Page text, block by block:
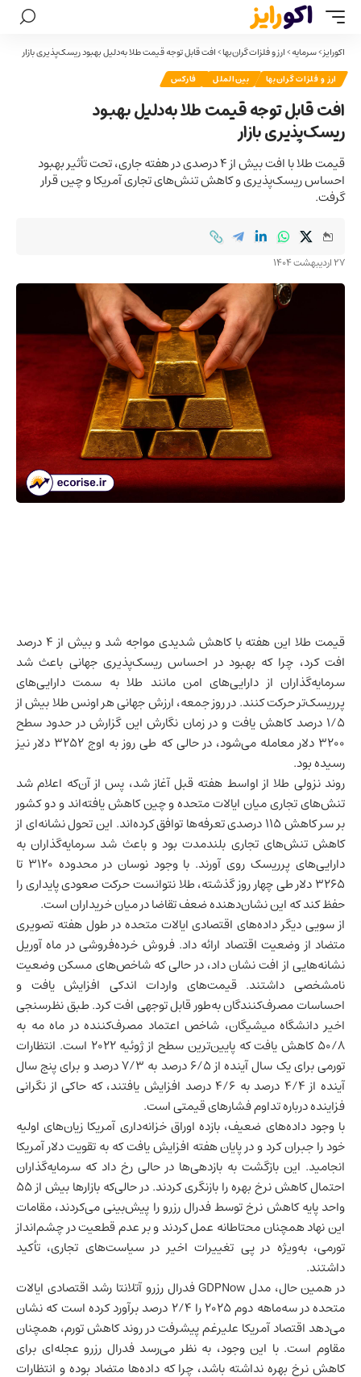
اکورایز>سرمایه>ارز و فلزات گران‌بها>افت قابل توجه قیمت طلا به‌دلیل بهبود ریسک‌پذیری بازار
ارز و فلزات گران‌بها بین‌الملل فارکس
افت قابل توجه قیمت طلا به‌دلیل بهبود
ریسک‌پذیری بازار
قیمت طلا با افت بیش از ۴ درصدی در هفته جاری، تحت تأثیر بهبود
احساس ریسک‌پذیری و کاهش تنش‌های تجاری آمریکا و چین قرار
گرفت.
27 اردیبهشت 1404
قیمت طلا این هفته با کاهش شدیدی مواجه شد و بیش از ۴ درصد
افت کرد، چرا که بهبود در احساس ریسک‌پذیری جهانی باعث شد
سرمایه‌گذاران از دارایی‌های امن مانند طلا به سمت دارایی‌های
پرریسک‌تر حرکت کنند. در روز جمعه، ارزش جهانی هر اونس طلا بیش از
۱/۵ درصد کاهش یافت و در زمان نگارش این گزارش در حدود سطح
۳۲۰۰ دلار معامله می‌شود، در حالی که طی روز به اوج ۳۲۵۲ دلار نیز
رسیده بود.
روند نزولی طلا از اواسط هفته قبل آغاز شد، پس از آن‌که اعلام شد
تنش‌های تجاری میان ایالات متحده و چین کاهش یافته‌اند و دو کشور
بر سر کاهش ۱۱۵ درصدی تعرفه‌ها توافق کرده‌اند
. این تحول نشانه‌ای از
کاهش تنش‌های تجاری بلندمدت بود و باعث شد سرمایه‌گذاران به
دارایی‌های پرریسک روی آورند. با وجود نوسان در محدوده ۳۱۲۰ تا
۳۲۶۵ دلار طی چهار روز گذشته، طلا نتوانست حرکت صعودی پایداری را
حفظ کند که این نشان‌دهنده ضعف تقاضا در میان خریداران است.
از سویی دیگر داده‌های اقتصادی ایالات متحده در طول هفته تصویری
متضاد از وضعیت اقتصاد ارائه داد. فروش خرده‌فروشیدر ماه آوریل
نشانه‌هایی از افت نشان داد، در حالی که شاخص‌های مسکن وضعیت
نامشخصی داشتند. قیمت‌های واردات اندکی افزایش یافت و
احساسات مصرف‌کنندگان به‌طور قابل توجهی افت کرد. طبق نظرسنجی
اخیر دانشگاه میشیگان، شاخص اعتماد مصرف‌کننده در ماه مه به
۵۰/۸ کاهش یافت که پایین‌ترین سطح از ژوئیه ۲۰۲۲ است. انتظارات
تورمی برای یک سال آینده از ۶/۵ درصد به ۷/۳ درصد و برای پنج سال
آینده از ۴/۴ درصد به ۴/۶ درصد افزایش یافتند، که حاکی از نگرانی
فزاینده درباره تداوم فشارهای قیمتی است.
با وجود داده‌های ضعیف، بازده اوراق خزانه‌داری آمریکا زیان‌های اولیه
خود را جبران کرد و در پایان هفته افزایش یافت که به تقویت دلار آمریکا
انجامید. این بازگشت به بازدهی‌ها در حالی رخ داد که سرمایه‌گذاران
احتمال کاهش نرخ بهره را بازنگری کردند. در حالی‌که بازارها بیش از ۵۵
واحد پایه کاهش نرخ توسط فدرال رزرو را پیش‌بینی می‌کردند، مقامات
این نهاد همچنان محتاطانه عمل کردند و بر عدم قطعیت در چشم‌انداز
تورمی، به‌ویژه در پی تغییرات اخیر در سیاست‌های تجاری، تأکید
داشتند.
در همین حال، مدل GDPNow فدرال رزرو آتلانتا
رشد اقتصادی ایالات
متحده در سه‌ماهه دوم ۲۰۲۵ را ۲/۴ درصد برآورد کرده است که نشان
می‌دهد اقتصاد آمریکا علیرغم پیشرفت در روند کاهش تورم، همچنان
مقاوم است. با این وجود، به نظر می‌رسد فدرال رزرو عجله‌ای برای
کاهش نرخ بهره نداشته باشد، چرا که داده‌ها متضاد بوده و انتظارات